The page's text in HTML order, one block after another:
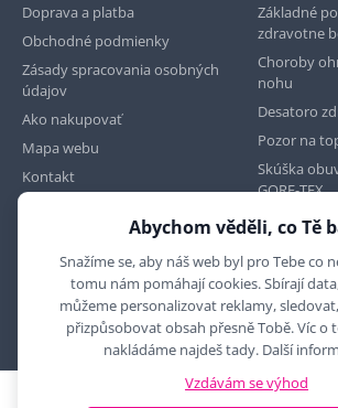
Doprava a platba
Obchodné podmienky
Zásady spracovania osobných
údajov
Ako nakupovať
Mapa webu
Kontakt
Základné
zdravotne
Choroby
nohu
Desatoro
Pozor na
Skúška
GORE-TEX
2010 - 2026 © MYRON MAXX, s.r.o., všechna
Abychom věděli, co Tě
Snažíme se, aby náš web byl pro Tebe co
tomu nám pomáhají cookies. Sbírají
můžeme personalizovat reklamy,
přizpůsobovat obsah přesně Tobě. Víc o
nakládáme najdeš tady. Další
Vzdávám se výhod